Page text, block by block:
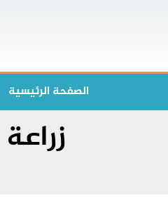
الصفحة الرئیسیة